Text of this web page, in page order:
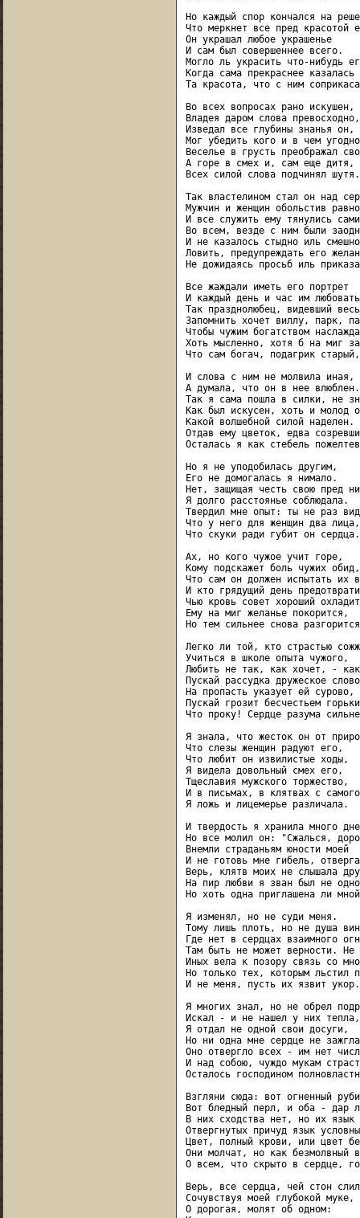
Но каждый спор кончался на
Что меркнет все пред красотой
Он украшал любое украшенье
И сам был совершеннее всего.
Могло ль украсить что-нибудь
Когда сама прекраснее казалась
Та красота, что с ним
Во всех вопросах рано искушен,
Владея даром слова превосходно,
Изведал все глубины знанья он,
Мог убедить кого и в чем
Веселье в грусть преображал
А горе в смех и, сам еще дитя,
Всех силой слова подчинял шутя.
Так властелином стал он над
Мужчин и женщин обольстив
И все служить ему тянулись
Во всем, везде с ним были
И не казалось стыдно иль смешно
Ловить, предупреждать его
Не дожидаясь просьб иль
Все жаждали иметь его портрет
И каждый день и час им
Так празднолюбец, видевший
Запомнить хочет виллу, парк,
Чтобы чужим богатством
Хоть мысленно, хотя б на миг
Что сам богач, подагрик
И слова с ним не молвила иная,
А думала, что он в нее влюблен.
Так я сама пошла в силки, не
Как был искусен, хоть и молод
Какой волшебной силой наделен.
Отдав ему цветок, едва
Осталась я как стебель
Но я не уподобилась другим,
Его не домогалась я нимало.
Нет, защищая честь свою пред
Я долго расстоянье соблюдала.
Твердил мне опыт: ты не раз
Что у него для женщин два лица,
Что скуки ради губит он сердца.
Ах, но кого чужое учит горе,
Кому подскажет боль чужих обид,
Что сам он должен испытать их
И кто грядущий день
Чью кровь совет хороший
Ему на миг желанье покорится,
Но тем сильнее снова
Легко ли той, кто страстью
Учиться в школе опыта чужого,
Любить не так, как хочет, -
Пускай рассудка дружеское слово
На пропасть указует ей сурово,
Пускай грозит бесчестьем
Что проку! Сердце разума
Я знала, что жесток он от
Что слезы женщин радуют его,
Что любит он извилистые ходы,
Я видела довольный смех его,
Тщеславия мужского торжество,
И в письмах, в клятвах с
Я ложь и лицемерье различала.
И твердость я хранила много
Но все молил он: "Сжалься,
Внемли страданьям юности моей
И не готовь мне гибель,
Верь, клятв моих не слышала
На пир любви я зван был не
Но хоть одна приглашена ли
Я изменял, но не суди меня.
Тому лишь плоть, но не душа
Где нет в сердцах взаимного
Там быть не может верности. Не
Иных вела к позору связь со
Но только тех, которым льстил
И не меня, пусть их язвит укор.
Я многих знал, но не обрел
Искал - и не нашел у них тепла,
Я отдал не одной свои досуги,
Но ни одна мне сердце не
Оно отвергло всех - им нет
И над собою, чуждо мукам
Осталось господином
Взгляни сюда: вот огненный
Вот бледный перл, и оба - дар
В них сходства нет, но их язык
Отвергнутых причуд язык
Цвет, полный крови, или цвет
Они молчат, но как безмолвный
О всем, что скрыто в сердце,
Верь, все сердца, чей стон
Сочувствуя моей глубокой муке,
О дорогая, молят об одном: